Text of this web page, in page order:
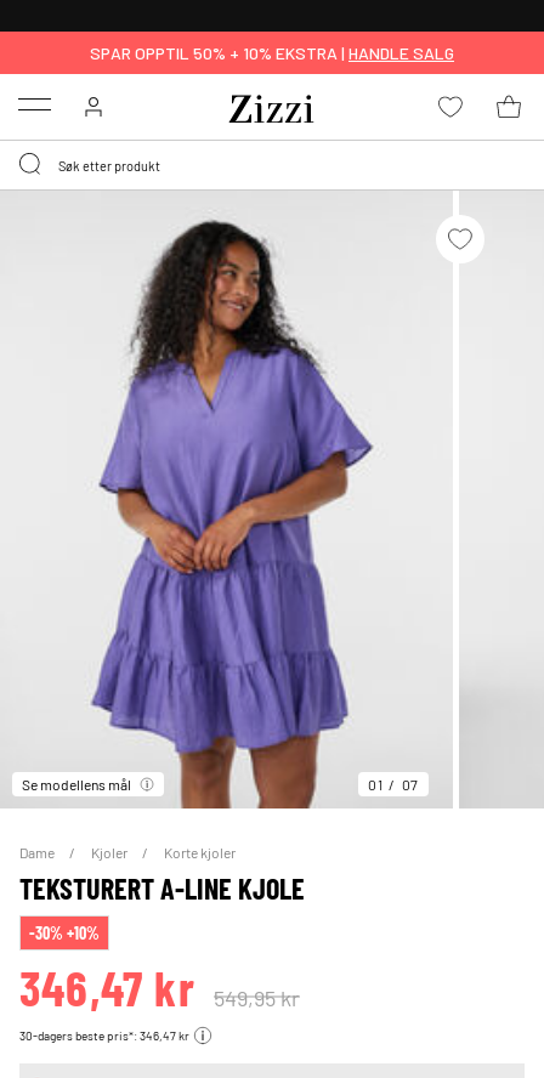
SPAR OPPTIL 50% + 10% EKSTRA | HANDLE SALG
Menu
Se modellens mål 01 07
Dame Kjoler Korte kjoler
TEKSTURERT A-LINE KJOLE
-30% +10%
346,47 kr 549,95 kr
30-dagers beste pris*: 346,47 kr